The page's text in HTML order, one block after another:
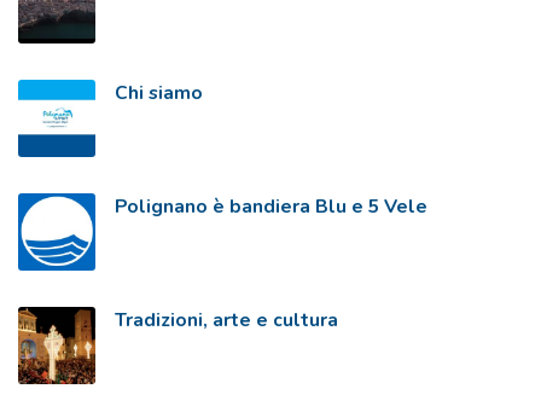
Chi siamo
Polignano è bandiera Blu e 5 Vele
Tradizioni, arte e cultura